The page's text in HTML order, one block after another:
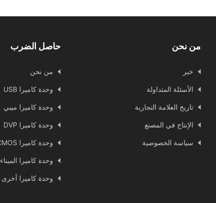
من نحن
خبر
الأسئلة المتداولة
تاريخ العلامة التجارية
الإنتاج في المصنع
سياسة الخصوصية
حاصل الضرب
من نحن
وحدة كاميرا USB
وحدة كاميرا ميبي
وحدة كاميرا DVP
وحدة كاميرا CMOS
وحدة كاميرا الميناء
وحدة كاميرا أخرى